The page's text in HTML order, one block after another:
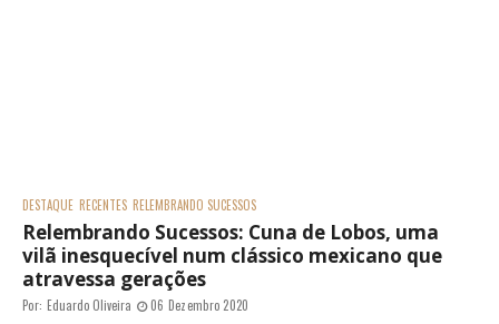
DESTAQUE RECENTES RELEMBRANDO SUCESSOS
Relembrando Sucessos: Cuna de Lobos, uma
vilã inesquecível num clássico mexicano que
atravessa gerações
Por: Eduardo Oliveira 06 Dezembro 2020